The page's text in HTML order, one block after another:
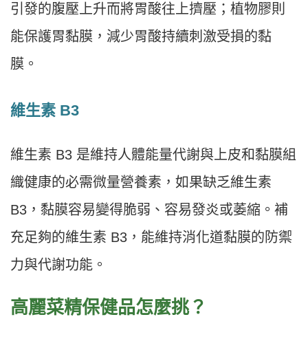
引發的腹壓上升而將胃酸往上擠壓；植物膠則
能保護胃黏膜，減少胃酸持續刺激受損的黏
膜。
維生素 B3
維生素 B3 是維持人體能量代謝與上皮和黏膜組
織健康的必需微量營養素，如果缺乏維生素
B3，黏膜容易變得脆弱、容易發炎或萎縮。補
充足夠的維生素 B3，能維持消化道黏膜的防禦
力與代謝功能。
高麗菜精保健品怎麼挑？